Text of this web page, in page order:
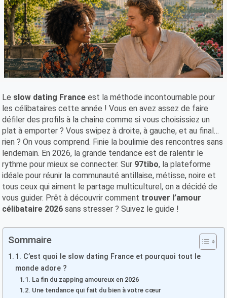
Le slow dating France est la méthode incontournable pour
les célibataires cette année ! Vous en avez assez de faire
défiler des profils à la chaîne comme si vous choisissiez un
plat à emporter ? Vous swipez à droite, à gauche, et au final…
rien ? On vous comprend. Finie la boulimie des rencontres sans
lendemain. En 2026, la grande tendance est de ralentir le
rythme pour mieux se connecter. Sur 97tibo, la plateforme
idéale pour réunir la communauté antillaise, métisse, noire et
tous ceux qui aiment le partage multiculturel, on a décidé de
vous guider. Prêt à découvrir comment trouver l’amour
célibataire 2026 sans stresser ? Suivez le guide !
Sommaire
1. C’est quoi le slow dating France et pourquoi tout le
monde adore ?
La fin du zapping amoureux en 2026
Une tendance qui fait du bien à votre cœur